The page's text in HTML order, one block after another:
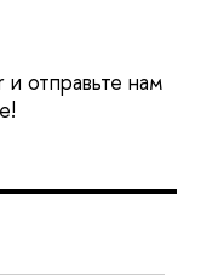
отправьте нам